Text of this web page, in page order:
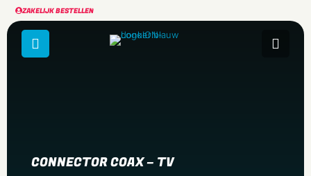
ZAKELIJK BESTELLEN
CONNECTOR COAX – TV